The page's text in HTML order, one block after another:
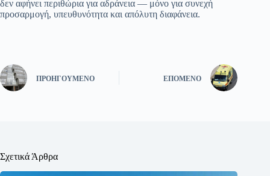
δεν αφήνει περιθώρια για αδράνεια — μόνο για συνεχή
προσαρμογή, υπευθυνότητα και απόλυτη διαφάνεια.
ΠΡΟΗΓΟΎΜΕΝΟ ΕΠΌΜΕΝΟ
Σχετικά Άρθρα